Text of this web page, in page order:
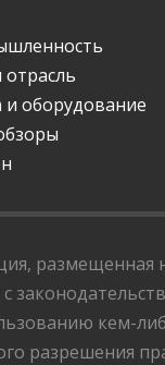
и оборудование
размещенная
с
кем-
разрешения